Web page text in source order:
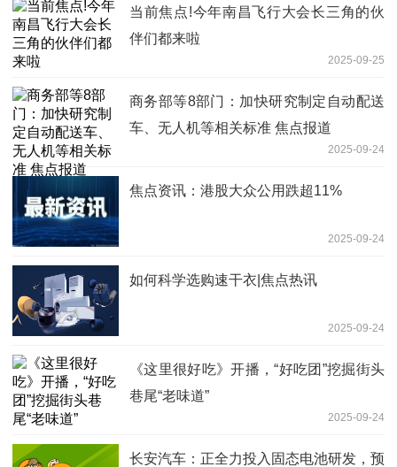
当前焦点!今年南昌飞行大会长三角的伙
伴们都来啦
2025-09-25
商务部等8部门：加快研究制定自动配送
车、无人机等相关标准 焦点报道
2025-09-24
焦点资讯：港股大众公用跌超11%
2025-09-24
如何科学选购速干衣|焦点热讯
2025-09-24
《这里很好吃》开播，“好吃团”挖掘街头
巷尾“老味道”
2025-09-24
长安汽车：正全力投入固态电池研发，预